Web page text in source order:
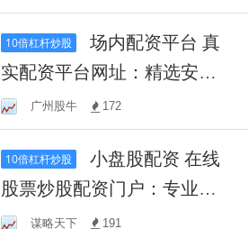
助力平台
10倍杠杆炒股
场内配资平台 真
实配资平台网址：精选安全
推荐广州股牛 172
10倍杠杆炒股
小盘股配资 在线
股票炒股配资门户：专业安
全，助您盈利！
谋略天下 191